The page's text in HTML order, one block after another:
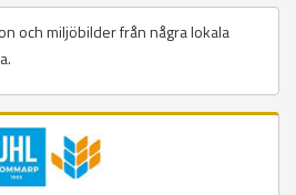
och miljöbilder från några lokala